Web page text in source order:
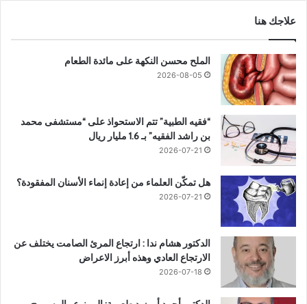
علاجك هنا
الملح محسن النكهة على مائدة الطعام
2026-08-05
“فقيه الطبية” تتم الاستحواذ على “مستشفى محمد
بن راشد الفقيه” بـ 1.6 مليار ريال
2026-07-21
هل تمكّن العلماء من إعادة إنماء الأسنان المفقودة؟
2026-07-21
الدكتور هشام ندا : ارتجاع المرئ الصامت يختلف عن
الارتجاع العادي وهذه أبرز الاعراض
2026-07-18